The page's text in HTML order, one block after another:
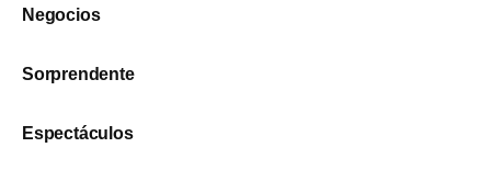
Negocios
Sorprendente
Espectáculos